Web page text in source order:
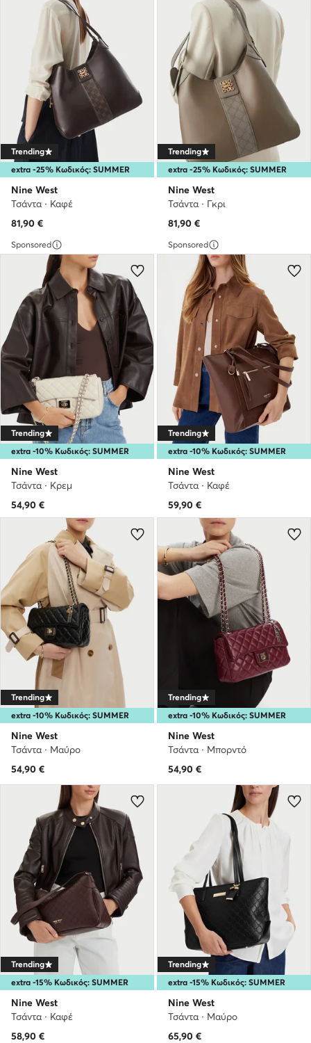
extra -25% Κωδικός: SUMMER
Trending
Nine West
Τσάντα · Καφέ
81,90 €
extra -25% Κωδικός: SUMMER
Trending
Nine West
Τσάντα · Γκρι
81,90 €
Sponsored
extra -10% Κωδικός: SUMMER
Trending
Nine West
Τσάντα · Κρεμ
54,90 €
Sponsored
extra -10% Κωδικός: SUMMER
Trending
Nine West
Τσάντα · Καφέ
59,90 €
extra -10% Κωδικός: SUMMER
Trending
Nine West
Τσάντα · Μαύρο
54,90 €
extra -10% Κωδικός: SUMMER
Trending
Nine West
Τσάντα · Μπορντό
54,90 €
extra -15% Κωδικός: SUMMER
Trending
Nine West
Τσάντα · Καφέ
58,90 €
extra -15% Κωδικός: SUMMER
Trending
Nine West
Τσάντα · Μαύρο
65,90 €